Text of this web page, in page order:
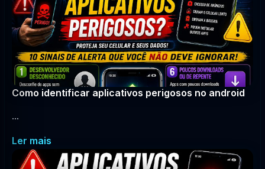
Como identificar aplicativos perigosos no android
...
Ler mais